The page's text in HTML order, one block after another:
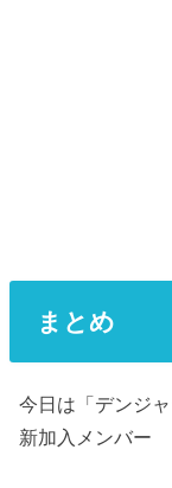
まとめ
今日は「デンジ
新加入メンバー